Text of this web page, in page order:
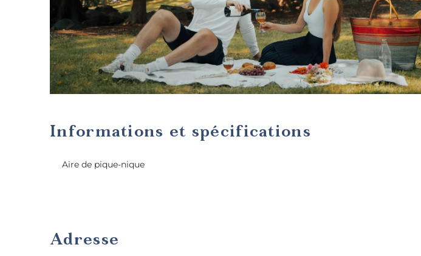
Informations et spécifications
Aire de pique-nique
Adresse